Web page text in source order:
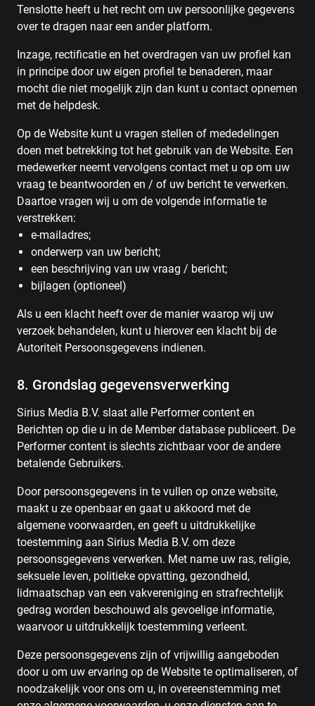
Tenslotte heeft u het recht om uw persoonlijke gegevens
over te dragen naar een ander platform.
Inzage, rectificatie en het overdragen van uw profiel kan
in principe door uw eigen profiel te benaderen, maar
mocht die niet mogelijk zijn dan kunt u contact opnemen
met de helpdesk.
Op de Website kunt u vragen stellen of mededelingen
doen met betrekking tot het gebruik van de Website. Een
medewerker neemt vervolgens contact met u op om uw
vraag te beantwoorden en / of uw bericht te verwerken.
Daartoe vragen wij u om de volgende informatie te
verstrekken:
e-mailadres;
onderwerp van uw bericht;
een beschrijving van uw vraag / bericht;
bijlagen (optioneel)
Als u een klacht heeft over de manier waarop wij uw
verzoek behandelen, kunt u hierover een klacht bij de
Autoriteit Persoonsgegevens indienen.
8. Grondslag gegevensverwerking
Sirius Media B.V. slaat alle Performer content en
Berichten op die u in de Member database publiceert. De
Performer content is slechts zichtbaar voor de andere
betalende Gebruikers.
Door persoonsgegevens in te vullen op onze website,
maakt u ze openbaar en gaat u akkoord met de
algemene voorwaarden, en geeft u uitdrukkelijke
toestemming aan Sirius Media B.V. om deze
persoonsgegevens verwerken. Met name uw ras, religie,
seksuele leven, politieke opvatting, gezondheid,
lidmaatschap van een vakvereniging en strafrechtelijk
gedrag worden beschouwd als gevoelige informatie,
waarvoor u uitdrukkelijk toestemming verleent.
Deze persoonsgegevens zijn of vrijwillig aangeboden
door u om uw ervaring op de Website te optimaliseren, of
noodzakelijk voor ons om u, in overeenstemming met